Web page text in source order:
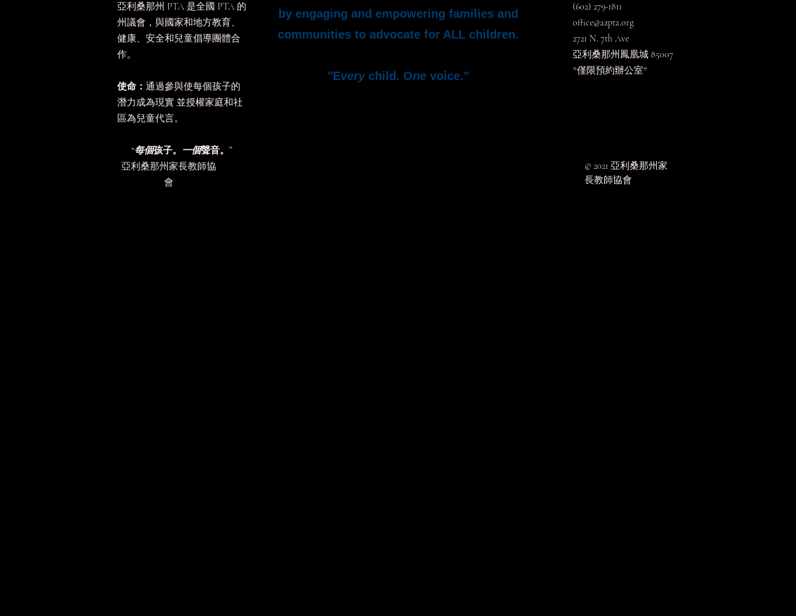
亞利桑那州 PTA 是全國 PTA 的
州議會，與國家和地方教育、
健康、安全和兒童倡導團體合
作。
使命： 通過參與使每個孩子的
潛力成為現實 並授權家庭和社
區為兒童代言。
“每個孩子。 一個聲音。”
by engaging and empowering families and
communities to advocate for ALL children.
"Every child. Onevoice."
亞利桑那州家長教師協
會
(602) 279-1811
office@azpta.org
2721 N. 7th Ave
亞利桑那州鳳凰城 85007
*僅限預約辦公室*
© 2021 亞利桑那州家
長教師協會